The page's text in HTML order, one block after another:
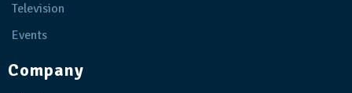
Television
Events
Company